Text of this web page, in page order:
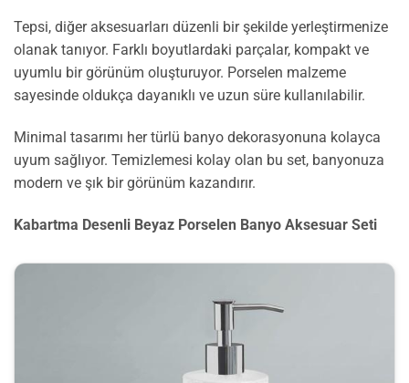
Tepsi, diğer aksesuarları düzenli bir şekilde yerleştirmenize
olanak tanıyor. Farklı boyutlardaki parçalar, kompakt ve
uyumlu bir görünüm oluşturuyor. Porselen malzeme
sayesinde oldukça dayanıklı ve uzun süre kullanılabilir.
Minimal tasarımı her türlü banyo dekorasyonuna kolayca
uyum sağlıyor. Temizlemesi kolay olan bu set, banyonuza
modern ve şık bir görünüm kazandırır.
Kabartma Desenli Beyaz Porselen Banyo Aksesuar Seti